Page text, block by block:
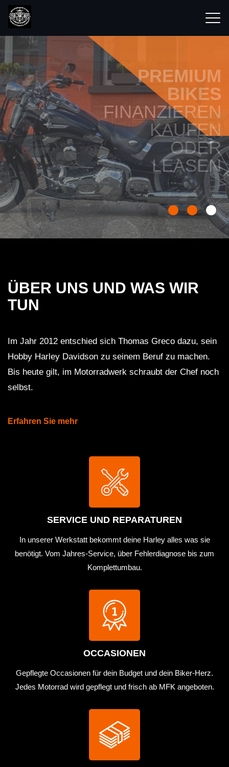
PREMIUM
BIKES
FINANZIEREN
KAUFEN
ODER
LEASEN
ÜBER UNS UND WAS WIR
TUN
Im Jahr 2012 entschied sich Thomas Greco dazu, sein
Hobby Harley Davidson zu seinem Beruf zu machen.
Bis heute gilt, im Motorradwerk schraubt der Chef noch
selbst.
Erfahren Sie mehr
SERVICE UND REPARATUREN
In unserer Werkstatt bekommt deine Harley alles was sie
benötigt. Vom Jahres-Service, über Fehlerdiagnose bis zum
Komplettumbau.
OCCASIONEN
Gepflegte Occasionen für dein Budget und dein Biker-Herz.
Jedes Motorrad wird gepflegt und frisch ab MFK angeboten.